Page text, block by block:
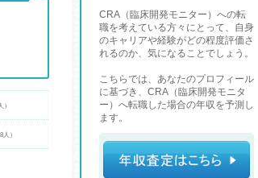
）
人）
CRA（臨床開発モニター）への転
職を考えている方々にとって、自身
のキャリアや経験がどの程度評価さ
れるのか、気になることでしょう。
こちらでは、あなたのプロフィール
に基づき、CRA（臨床開発モニタ
ー）へ転職した場合の年収を予測し
ます。